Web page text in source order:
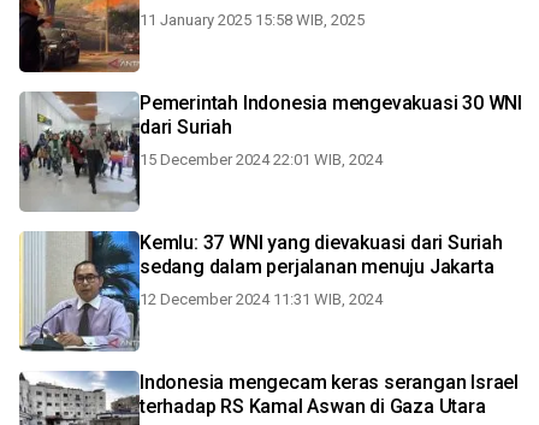
11 January 2025 15:58 WIB, 2025
Pemerintah Indonesia mengevakuasi 30 WNI
dari Suriah
15 December 2024 22:01 WIB, 2024
Kemlu: 37 WNI yang dievakuasi dari Suriah
sedang dalam perjalanan menuju Jakarta
12 December 2024 11:31 WIB, 2024
Indonesia mengecam keras serangan Israel
terhadap RS Kamal Aswan di Gaza Utara